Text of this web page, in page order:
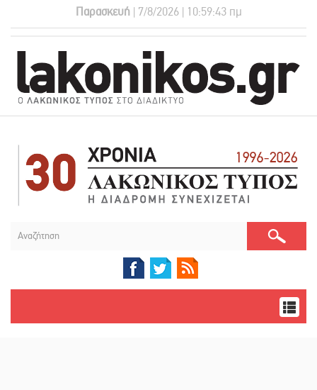
Παρασκευή | 7/8/2026 | 10:59:44 πμ